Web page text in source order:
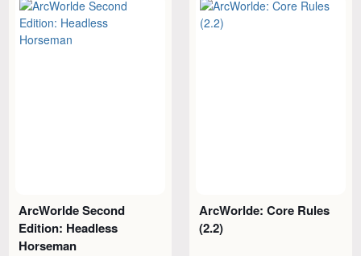
ArcWorlde Second
Edition: Headless
Horseman
ArcWorlde: Core Rules
(2.2)